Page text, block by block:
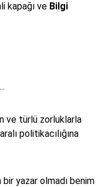
kapağı ve Bilgi
ve türlü zorluklarla
politikacılığına
yazar olmadı benim